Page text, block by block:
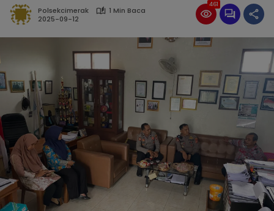
Polsekcimerak
1 Min Baca
2025-09-12
461